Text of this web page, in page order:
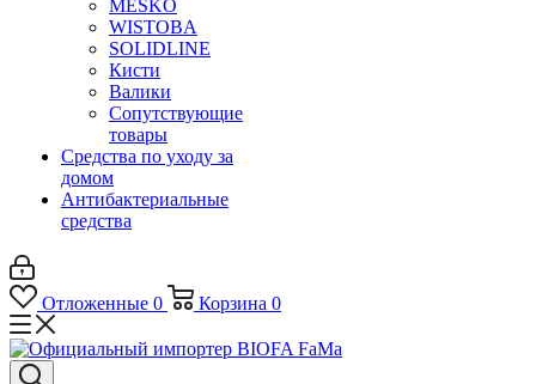
MESKO
WISTOBA
SOLIDLINE
Кисти
Валики
Сопутствующие
товары
Средства по уходу за
домом
Антибактериальные
средства
Отложенные 0 Корзина 0